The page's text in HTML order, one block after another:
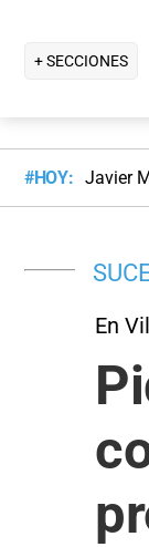
+ SECCIONES
#HOY: Javier
En